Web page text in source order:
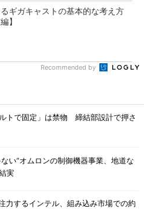
ギガキャストの基本的な考え方
】
Recommended by
ルトで固定」は禁物 締結部設計で押さ
い”オムロンの制御機器事業、地道な
実
力するインテル、組み込み市場での約